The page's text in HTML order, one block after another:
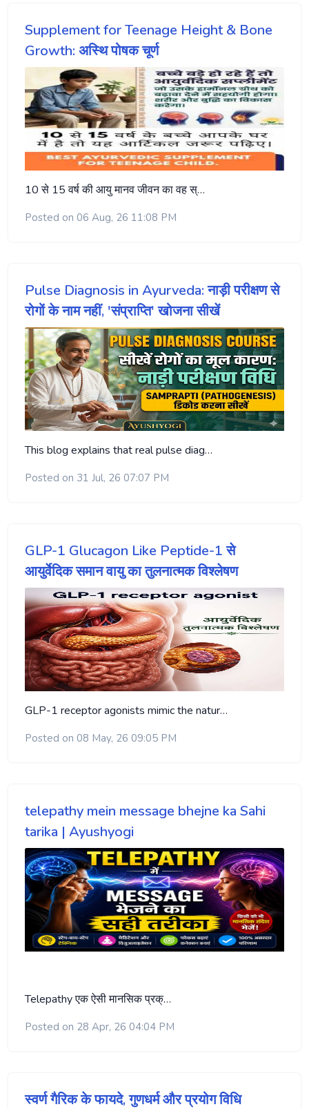
Supplement for Teenage Height & Bone
Growth: अस्थि पोषक चूर्ण
10 से 15 वर्ष की आयु मानव जीवन का वह स्…
Posted on 06 Aug, 26 11:08 PM
Pulse Diagnosis in Ayurveda: नाड़ी परीक्षण से
रोगों के नाम नहीं, 'संप्राप्ति' खोजना सीखें
This blog explains that real pulse diag…
Posted on 31 Jul, 26 07:07 PM
GLP-1 Glucagon Like Peptide-1 से
आयुर्वेदिक समान वायु का तुलनात्मक विश्लेषण
GLP-1 receptor agonists mimic the natur…
Posted on 08 May, 26 09:05 PM
telepathy mein message bhejne ka Sahi
tarika | Ayushyogi
Telepathy एक ऐसी मानसिक प्रक्…
Posted on 28 Apr, 26 04:04 PM
स्वर्ण गैरिक के फायदे, गुणधर्म और प्रयोग विधि